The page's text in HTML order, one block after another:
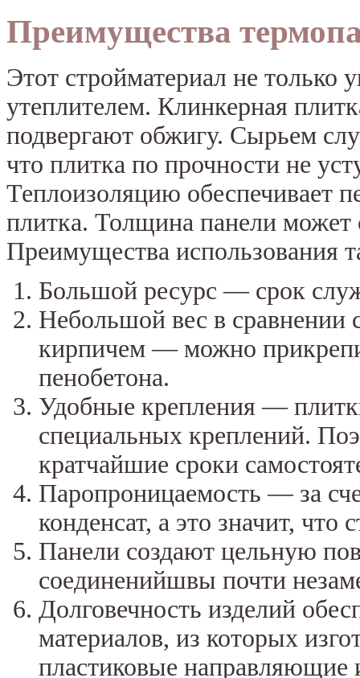
Преимущества
Этот стройматериал не
утеплителем. Клинкерная
подвергают обжигу. Сырьем
что плитка по прочности не
Теплоизоляцию обеспечивает
плитка. Толщина панели может
Преимущества использования
Большой ресурс — срок
Небольшой вес в сравнении
кирпичем — можно
пенобетона.
Удобные крепления —
специальных креплений.
кратчайшие сроки
Паропроницаемость — за
конденсат, а это значит, что
Панели создают цельную
соединенийшвы почти
Долговечность изделий
материалов, из которых
пластиковые